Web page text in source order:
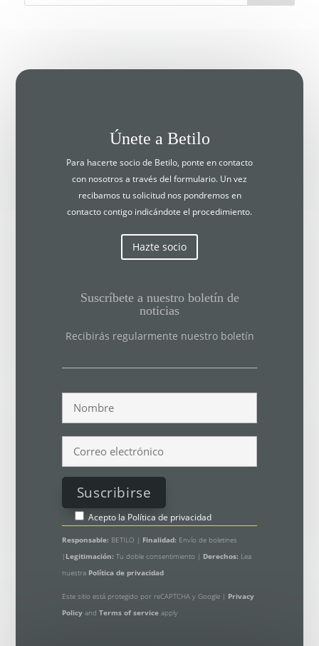
Únete a Betilo
Para hacerte socio de Betilo, ponte en contacto
con nosotros a través del formulario. Un vez
recibamos tu solicitud nos pondremos en
contacto contigo indicándote el procedimiento.
Hazte socio
Suscríbete a nuestro boletín de
noticias
Recibirás regularmente nuestro boletín
Acepto la Política de privacidad
Responsable: BETILO | Finalidad: Envío de boletines
| Legitimación: Tu doble consentimiento | Derechos: Lea
nuestra Política de privacidad
Este sitio está protegido por reCAPTCHA y Google | Privacy
Policy and Terms of serviceapply